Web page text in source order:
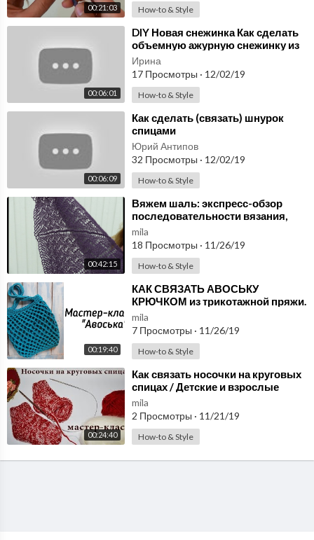
00:21:03 How-to & Style
00:06:01
⁣DIY Новая снежинка Как сделать
объемную ажурную снежинку из
бумаги легко Big beautiful easy
snowflak
Ирина
17 Просмотры · 12/02/19
How-to & Style
00:06:09
⁣Как сделать (связать) шнурок
спицами
Юрий Антипов
32 Просмотры · 12/02/19
How-to & Style
00:42:15
⁣Вяжем шаль: экспресс-обзор
последовательности вязания,
схема, начало, закрытие крючком
mila
18 Просмотры · 11/26/19
How-to & Style
00:19:40
⁣КАК СВЯЗАТЬ АВОСЬКУ
КРЮЧКОМ из трикотажной пряжи.
Мастер-класс
mila
7 Просмотры · 11/26/19
How-to & Style
00:24:40
⁣Как связать носочки на круговых
спицах / Детские и взрослые
mila
2 Просмотры · 11/21/19
How-to & Style